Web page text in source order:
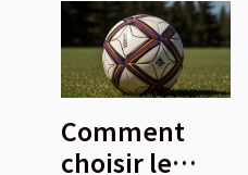
Comment
choisir le